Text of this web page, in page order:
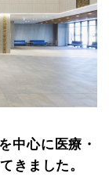
中心に医療・
きました。